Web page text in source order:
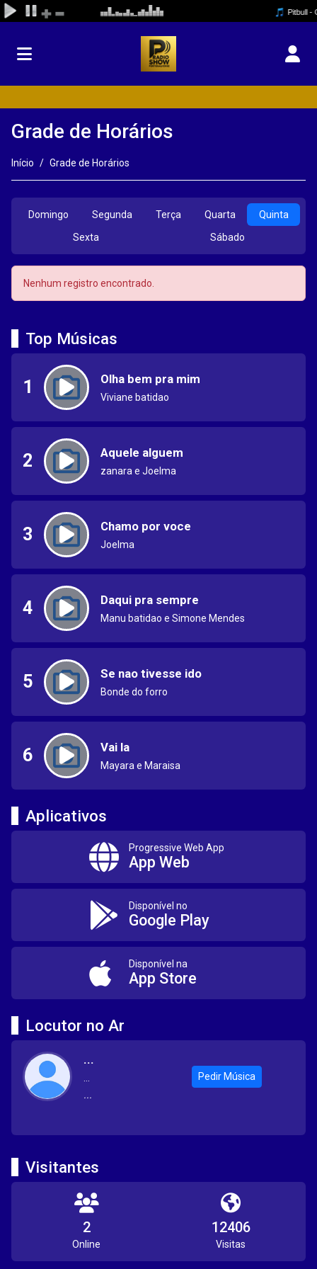
Grade de Horários
Início Grade de Horários
Domingo Segunda Terça Quarta
Quinta
Sexta
Sábado
Nenhum registro encontrado.
Top Músicas
1 Olha bem pra mim
Viviane batidao
2 Aquele alguem
zanara e Joelma
3 Chamo por voce
Joelma
4 Daqui pra sempre
Manu batidao e Simone Mendes
5 Se nao tivesse ido
Bonde do forro
6 Vai la
Mayara e Maraisa
Aplicativos
Progressive Web App
App Web
Disponível no
Google Play
Disponível na
App Store
Locutor no Ar
...
...
Pedir Música
Visitantes
2
Online
12406
Visitas